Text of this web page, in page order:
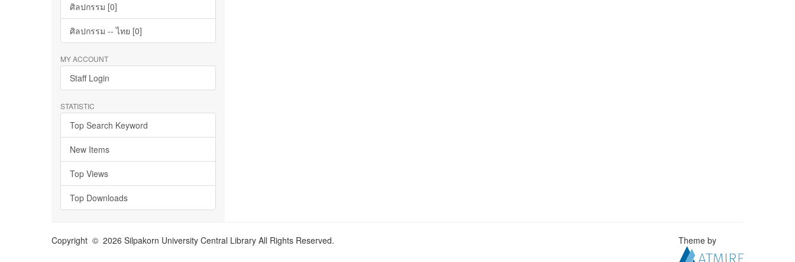
ศิลปกรรม [0]
ศิลปกรรม -- ไทย [0]
MY ACCOUNT
Staff Login
STATISTIC
Top Search Keyword
New Items
Top Views
Top Downloads
Copyright © 2026 Silpakorn University Central Library All Rights Reserved. Theme by